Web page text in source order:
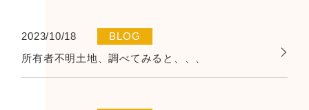
2023/10/18
BLOG
所有者不明土地、調べてみると、、、